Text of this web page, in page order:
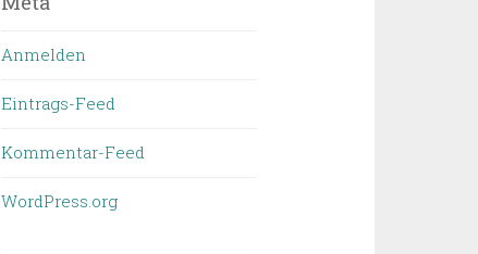
Anmelden
Eintrags-Feed
Kommentar-Feed
WordPress.org